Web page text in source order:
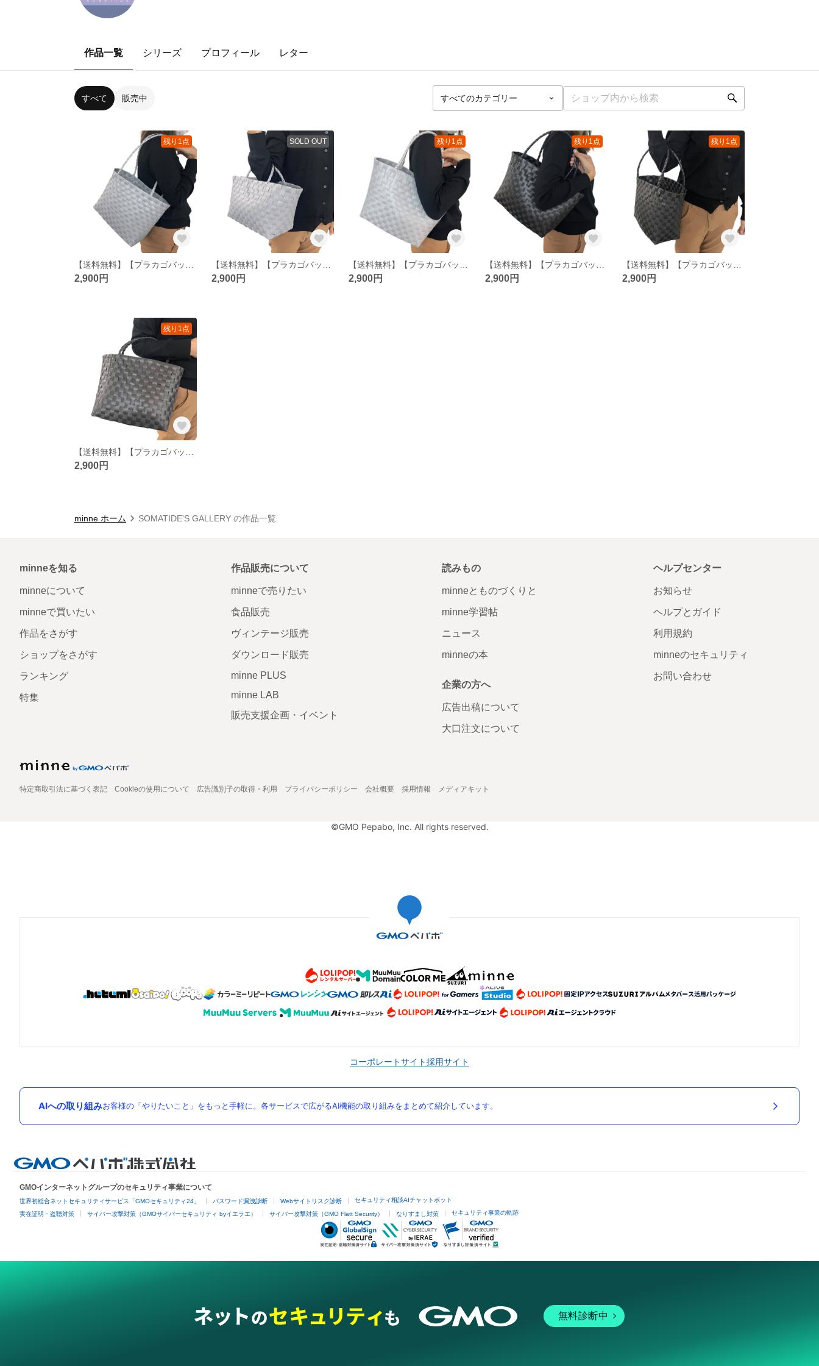
作品一覧 シリーズ プロフィール レター
すべて 販売中
残り1点
2,900円
SOLD OUT
2,900円
残り1点
2,900円
残り1点
2,900円
残り1点
2,900円
残り1点
2,900円
minne ホーム SOMATIDE'S GALLERY の作品一覧
minneを知る
minneについて
minneで買いたい
作品をさがす
ショップをさがす
ランキング
特集
作品販売について
minneで売りたい
食品販売
ヴィンテージ販売
ダウンロード販売
minne PLUS
minne LAB
販売支援企画・イベント
読みもの
minneとものづくりと
minne学習帖
ニュース
minneの本
企業の方へ
広告出稿について
大口注文について
ヘルプセンター
お知らせ
ヘルプとガイド
利用規約
minneのセキュリティ
お問い合わせ
特定商取引法に基づく表記 Cookieの使用について 広告識別子の取得・利用 プライバシーポリシー 会社概要 採用情報 メディアキット
©GMO Pepabo, Inc. All rights reserved.
コーポレートサイト採用サイト
AIへの取り組みお客様の「やりたいこと」をもっと手軽に。各サービスで広がるAI機能の取り組みをまとめて紹介しています。
GMOインターネットグループのセキュリティ事業について
世界初総合ネットセキュリティサービス「GMOセキュリティ24」 パスワード漏洩診断 Webサイトリスク診断 セキュリティ相談AIチャットボット
実在証明・盗聴対策 サイバー攻撃対策（GMOサイバーセキュリティ byイエラエ） サイバー攻撃対策（GMO Flatt Security） なりすまし対策 セキュリティ事業の軌跡
無料診断中